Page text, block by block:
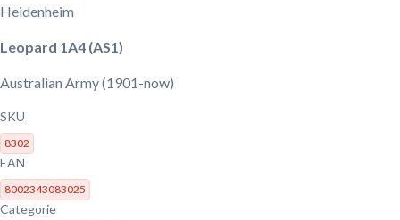
Heidenheim
Leopard 1A4 (AS1)
Australian Army(1901-now)
SKU
8302
EAN
8002343083025
Categorie